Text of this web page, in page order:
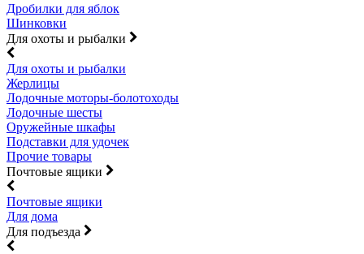
Дробилки для яблок
Шинковки
Для охоты и рыбалки
Для охоты и рыбалки
Жерлицы
Лодочные моторы-болотоходы
Лодочные шесты
Оружейные шкафы
Подставки для удочек
Прочие товары
Почтовые ящики
Почтовые ящики
Для дома
Для подъезда